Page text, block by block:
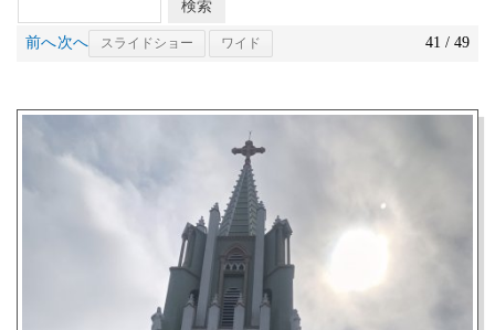
前へ次へ スライドショー ワイド 41 / 49